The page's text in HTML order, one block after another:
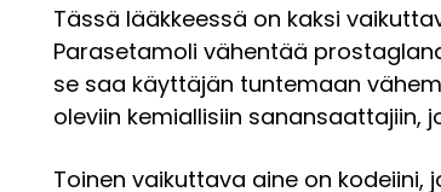
Tässä lääkkeessä on kaksi
Parasetamoli vähentää
se saa käyttäjän tuntemaan
oleviin kemiallisiin sanansaattajiin,
Toinen vaikuttava aine on kodeiini,